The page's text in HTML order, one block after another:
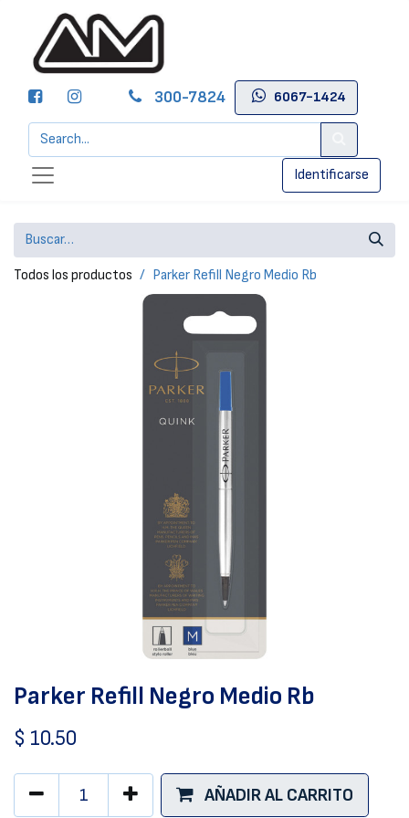
300-7824 6067-1424
Identificarse
Todos los productos Parker Refill Negro Medio Rb
Parker Refill Negro Medio Rb
$ 10.50
AÑADIR AL CARRITO